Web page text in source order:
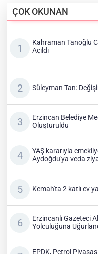
ÇOK OKUNAN
Kahraman Tanoğlu
Açıldı
Süleyman Tan:
Erzincan Belediye
Oluşturuldu
YAŞ kararıyla
Aydoğdu'ya veda
Kemah'ta 2 katlı ev
Erzincanlı Gazeteci
Yolculuğuna
EPDK, Petrol